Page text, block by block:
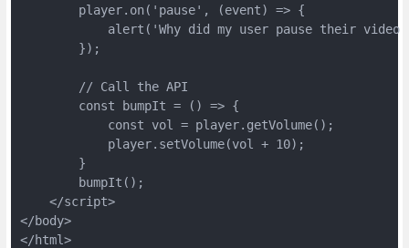
        player.on('pause', (event) => {
alert('Why did my user pause their video
        });
        // Call the API
        const bumpIt = () => {
            const vol = player.getVolume();
            player.setVolume(vol + 10);
        }
        bumpIt();
    </script>
</body>
</html>